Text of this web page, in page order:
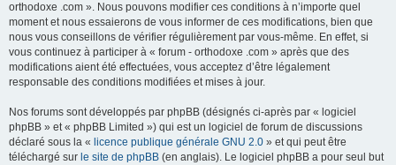
orthodoxe .com ». Nous pouvons modifier ces conditions à n’importe quel
moment et nous essaierons de vous informer de ces modifications, bien que
nous vous conseillons de vérifier régulièrement par vous-même. En effet, si
vous continuez à participer à « forum - orthodoxe .com » après que des
modifications aient été effectuées, vous acceptez d’être légalement
responsable des conditions modifiées et mises à jour.
Nos forums sont développés par phpBB (désignés ci-après par « logiciel
phpBB » et « phpBB Limited ») qui est un logiciel de forum de discussions
déclaré sous la « licence publique générale GNU 2.0 » et qui peut être
téléchargé sur le site de phpBB (en anglais). Le logiciel phpBB a pour seul but